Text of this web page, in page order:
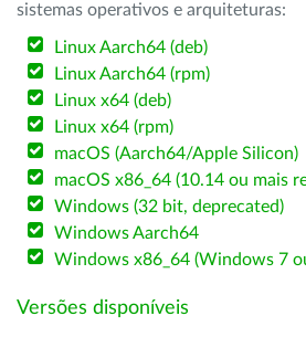
sistemas operativos e arquiteturas:
Linux Aarch64 (deb)
Linux Aarch64 (rpm)
Linux x64 (deb)
Linux x64 (rpm)
macOS (Aarch64/Apple Silicon)
macOS x86_64 (10.14 ou mais
Windows (32 bit, deprecated)
Windows Aarch64
Windows x86_64 (Windows 7
Versões disponíveis